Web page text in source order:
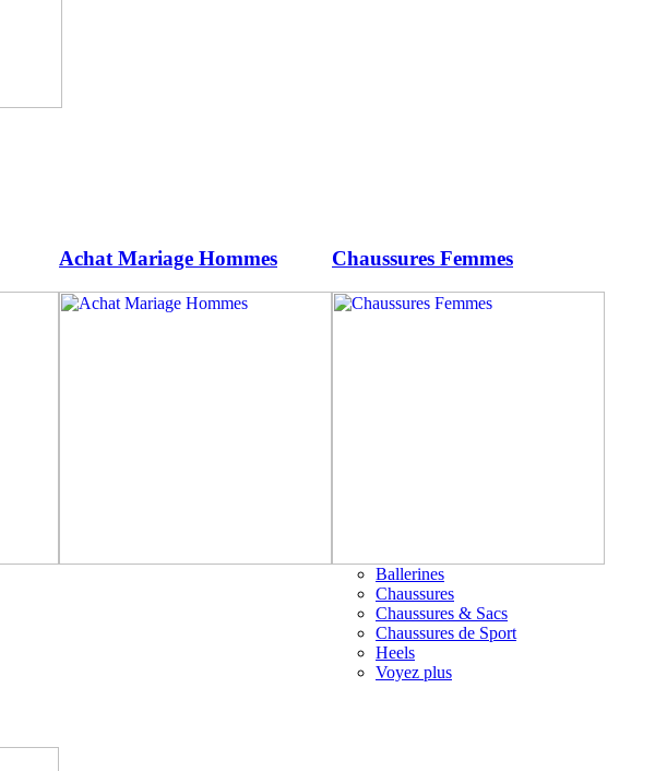
Achat Mariage Hommes Chaussures Femmes
Ballerines
Chaussures
Chaussures & Sacs
Chaussures de Sport
Heels
Voyez plus